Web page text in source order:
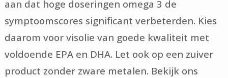
aan dat hoge doseringen omega 3 de
symptoomscores significant verbeterden. Kies
daarom voor visolie van goede kwaliteit met
voldoende EPA en DHA. Let ook op een zuiver
product zonder zware metalen. Bekijk ons